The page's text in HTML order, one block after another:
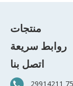
منتجات
روابط سريعة
اتصل بنا